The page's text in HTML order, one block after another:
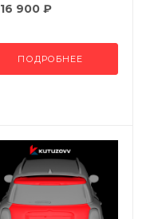
16 900 ₽
ПОДРОБНЕЕ